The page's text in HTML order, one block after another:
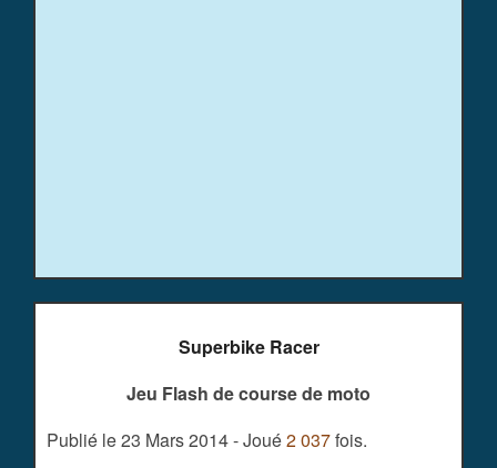
Superbike Racer
Jeu Flash de course de moto
Publié le 23 Mars 2014 - Joué2 037fois.